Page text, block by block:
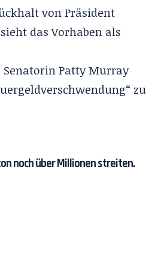
von Präsident
das Vorhaben als
Patty Murray
zu
noch über Millionen streiten.